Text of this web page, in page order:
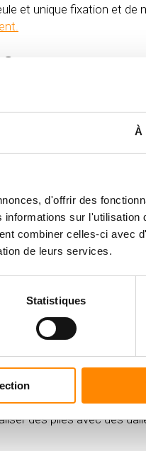
À
d'offrir des
sur l'utilisation
combiner celles-ci avec
de leurs services.
Statistiques
et unique fixation et de
Même si les systèmes
respecter les
dois-je poser
dans le sens de la
iciou à la vidéo
que j’ai un
la terre avec un
que j ai un
des piles avec des